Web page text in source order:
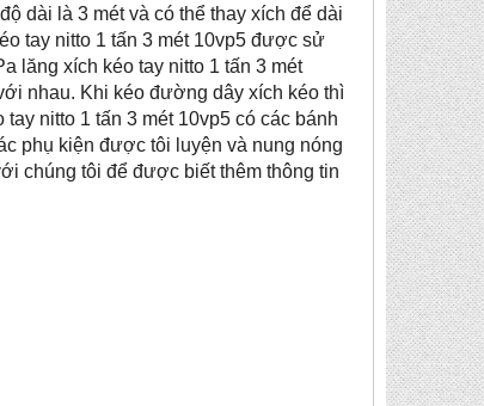
dài là 3 mét và có thể thay xích để dài
tay nitto 1 tấn 3 mét 10vp5 được sử
lăng xích kéo tay nitto 1 tấn 3 mét
nhau. Khi kéo đường dây xích kéo thì
nitto 1 tấn 3 mét 10vp5 có các bánh
phụ kiện được tôi luyện và nung nóng
chúng tôi để được biết thêm thông tin